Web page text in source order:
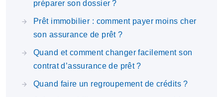
préparer son dossier ?
Prêt immobilier : comment payer moins cher
son assurance de prêt ?
Quand et comment changer facilement son
contrat d’assurance de prêt ?
Quand faire un regroupement de crédits ?